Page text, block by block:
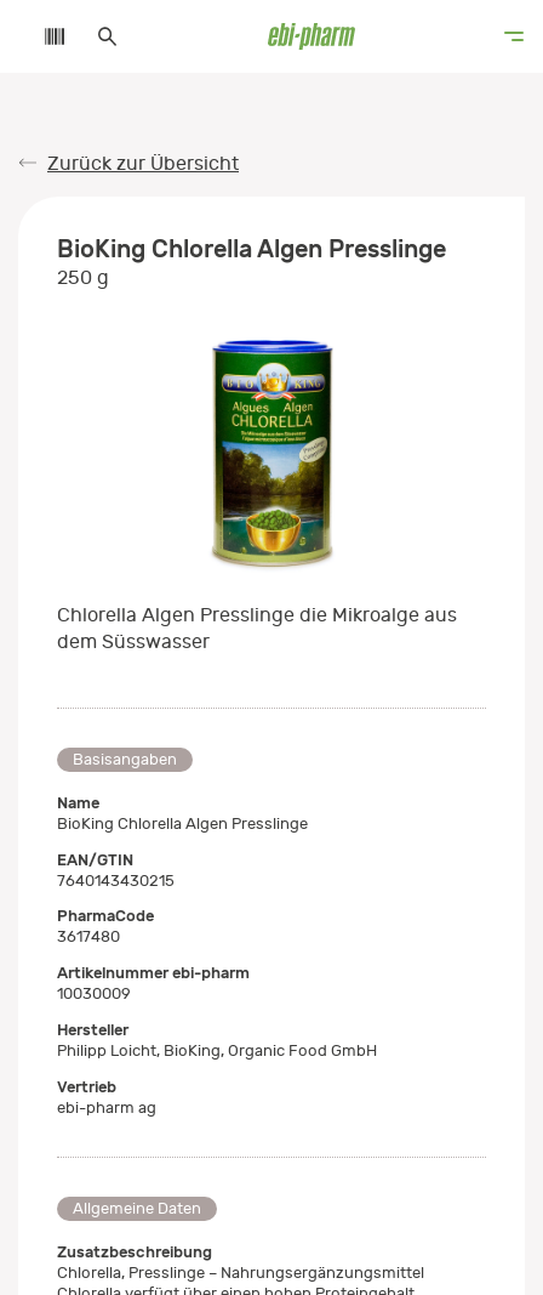
Zurück zur Übersicht
BioKing Chlorella Algen Presslinge
250 g
Chlorella Algen Presslinge die Mikroalge aus
dem Süsswasser
Basisangaben
Name
BioKing Chlorella Algen Presslinge
EAN/GTIN
7640143430215
PharmaCode
3617480
Artikelnummer ebi-pharm
10030009
Hersteller
Philipp Loicht, BioKing, Organic Food GmbH
Vertrieb
ebi-pharm ag
Allgemeine Daten
Zusatzbeschreibung
Chlorella, Presslinge – Nahrungsergänzungsmittel